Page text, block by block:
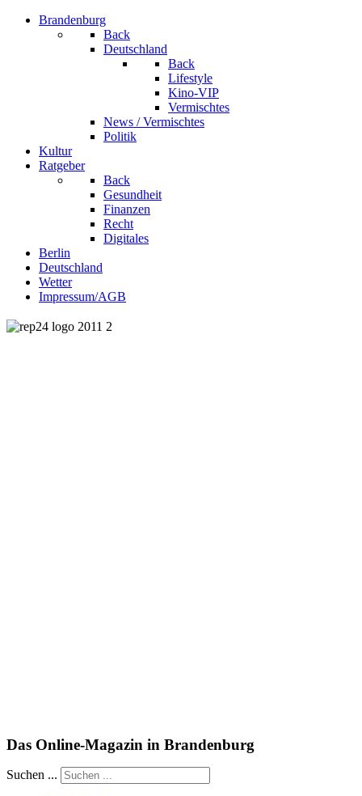
Brandenburg
Back
Deutschland
Back
Lifestyle
Kino-VIP
Vermischtes
News / Vermischtes
Politik
Kultur
Ratgeber
Back
Gesundheit
Finanzen
Recht
Digitales
Berlin
Deutschland
Wetter
Impressum/AGB
Das Online-Magazin in Brandenburg
Suchen ...